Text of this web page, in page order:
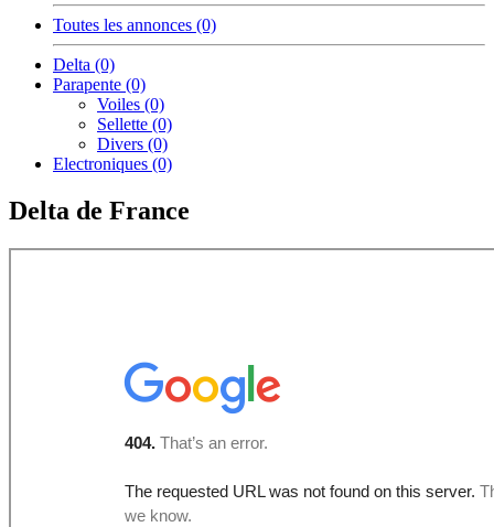
Toutes les annonces (0)
Delta (0)
Parapente (0)
Voiles (0)
Sellette (0)
Divers (0)
Electroniques (0)
Delta de France